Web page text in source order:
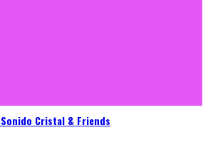
Cristal & Friends